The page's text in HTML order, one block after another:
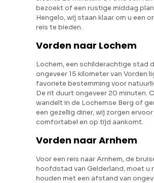
bezoekt of een rustige middag
Hengelo, wij staan klaar om u een
reis te bieden.
Vorden naar Lochem
Lochem, een schilderachtige stad
ongeveer 15 kilometer van Vorden
favoriete bestemming voor
De rit duurt ongeveer 20 minuten.
wandelt in de Lochemse Berg of
een gezellig diner, wij zorgen
comfortabel en op tijd aankomt.
Vorden naar Arnhem
Voor een reis naar Arnhem, de
hoofdstad van Gelderland, moet u
houden met een afstand van